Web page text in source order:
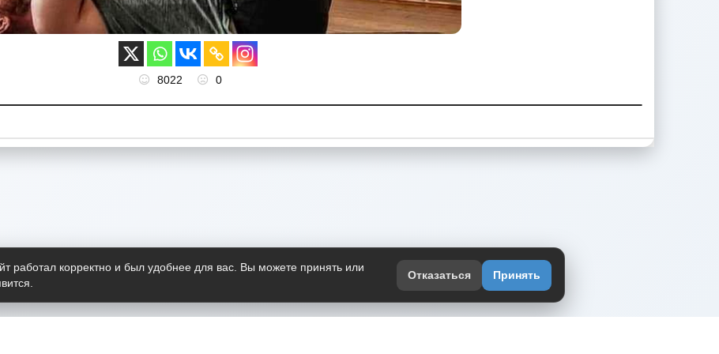
8022 0
работал корректно и был удобнее для вас. Вы можете принять или
Отказаться Принять